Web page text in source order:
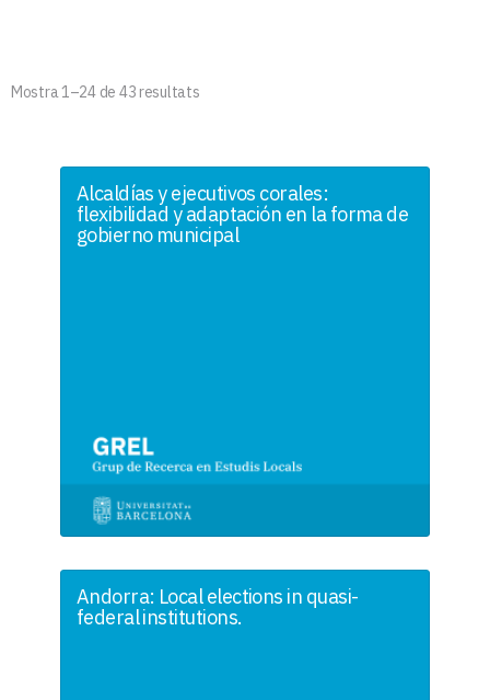
Mostra 1–24 de 43 resultats
Alcaldías y ejecutivos corales:
flexibilidad y adaptación en la forma de
gobierno municipal
Andorra: Local elections in quasi-
federal institutions.